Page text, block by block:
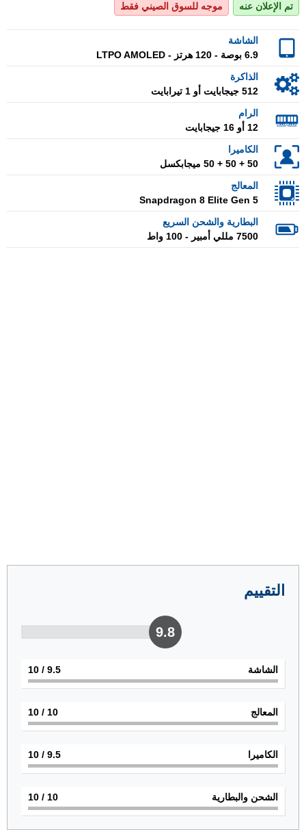
تم الإعلان عنه موجه للسوق الصيني فقط
الشاشة
6.9 بوصة - 120 هرتز - LTPO AMOLED
الذاكرة
512 جيجابايت أو 1 تيرابايت
الرام
12 أو 16 جيجابايت
الكاميرا
50 + 50 + 50 ميجابكسل
المعالج
Snapdragon 8 Elite Gen 5
البطارية والشحن السريع
7500 مللي أمبير - 100 واط
التقييم
9.8
الشاشة 9.5
/ 10
المعالج 10
/ 10
الكاميرا 9.5
/ 10
الشحن والبطارية 10
/ 10